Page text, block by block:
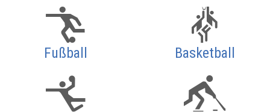
Fußball Basketball